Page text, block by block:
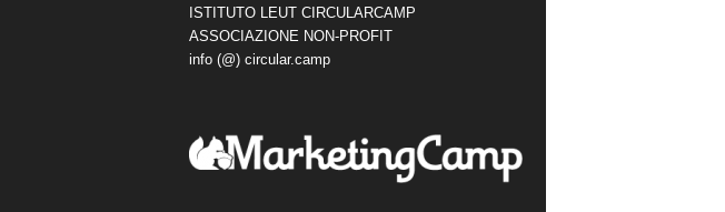
ISTITUTO LEUT CIRCULARCAMP
ASSOCIAZIONE NON-PROFIT
info (@) circular.camp